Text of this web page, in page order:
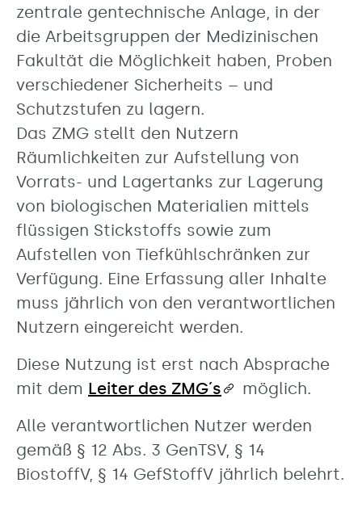
zentrale gentechnische Anlage, in der
die Arbeitsgruppen der Medizinischen
Fakultät die Möglichkeit haben, Proben
verschiedener Sicherheits – und
Schutzstufen zu lagern.
Das ZMG stellt den Nutzern
Räumlichkeiten zur Aufstellung von
Vorrats- und Lagertanks zur Lagerung
von biologischen Materialien mittels
flüssigen Stickstoffs sowie zum
Aufstellen von Tiefkühlschränken zur
Verfügung. Eine Erfassung aller Inhalte
muss jährlich von den verantwortlichen
Nutzern eingereicht werden.
Diese Nutzung ist erst nach Absprache
mit dem Leiter des ZMG´s
möglich.
Alle verantwortlichen Nutzer werden
gemäß § 12 Abs. 3 GenTSV, § 14
BiostoffV, § 14 GefStoffV jährlich belehrt.